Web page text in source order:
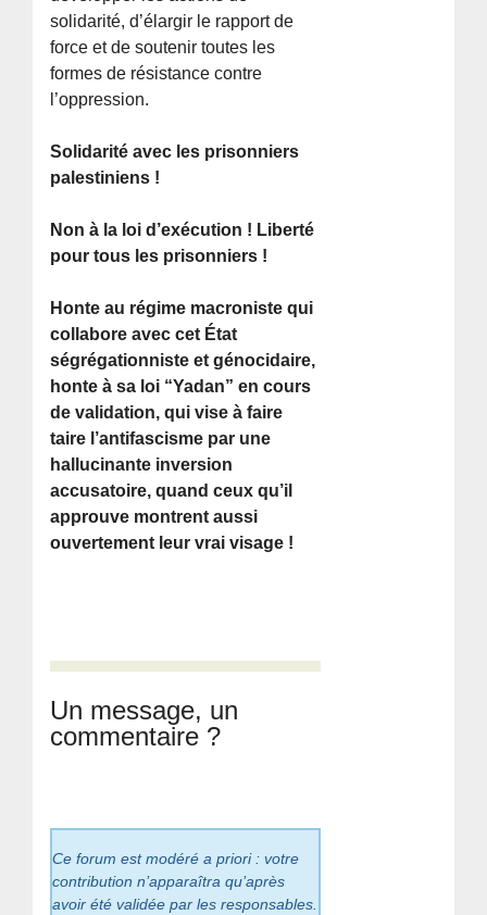
solidarité, d’élargir le rapport de
force et de soutenir toutes les
formes de résistance contre
l’oppression.
Solidarité avec les prisonniers
palestiniens !
Non à la loi d’exécution ! Liberté
pour tous les prisonniers !
Honte au régime macroniste qui
collabore avec cet État
ségrégationniste et génocidaire,
honte à sa loi “Yadan” en cours
de validation, qui vise à faire
taire l’antifascisme par une
hallucinante inversion
accusatoire, quand ceux qu’il
approuve montrent aussi
ouvertement leur vrai visage !
Un message, un
commentaire ?
Ce forum est modéré a priori : votre
contribution n’apparaîtra qu’après
avoir été validée par les responsables.